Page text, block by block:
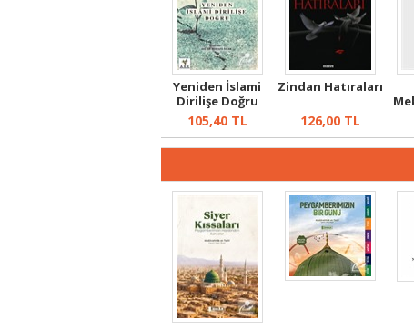
Yeniden İslami
Dirilişe Doğru
105,40TL
Zindan Hatıraları
126,00TL